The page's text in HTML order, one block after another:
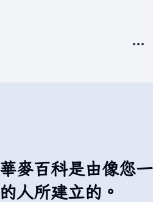
華麥百科是由像您
的人所建立的。